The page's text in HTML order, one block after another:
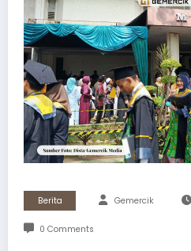
Berita Gemercik
0 Comments